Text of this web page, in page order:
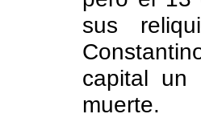
sus
capital un
muerte.